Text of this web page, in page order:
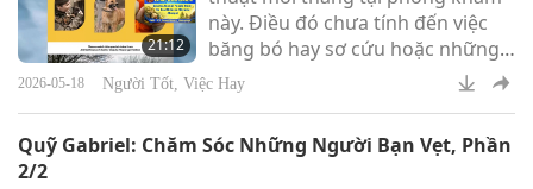
nguy hiểm. Xin Thiên Đàng
21:12
này. Điều đó chưa tính đến việc
băng bó hay sơ cứu hoặc những
việc khác. Đó là gây mê người-
thân-chó hoặc người-thân-mèo
thuật trên chó và mèo để cứu
2026-05-18 Người Tốt, Việc Hay
Quỹ Gabriel: Chăm Sóc Những Người Bạn Vẹt, Phần
2/2